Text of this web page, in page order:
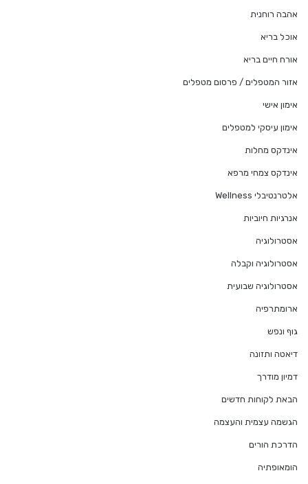
אהבה רוחנית
אוכל בריא
אורח חיים בריא
אזור המטפלים / פרסום מטפלים
אימון אישי
אימון עיסקי למטפלים
אינדקס מחלות
אינדקס צמחי מרפא
אלטרנטיבלי Wellness
אנרגיות חיוביות
אסטרולוגיה
אסטרולוגיה וקבלה
אסטרולוגיה שבועית
ארומתרפיה
גוף ונפש
דיאטה ותזונה
דמיון מודרך
הבאת לקוחות חדשים
הגשמה עצמית והעצמה
הדרכת הורים
הומאופתיה